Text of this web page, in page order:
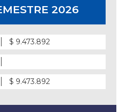
2026
$ 9.473.892
$ 9.473.892